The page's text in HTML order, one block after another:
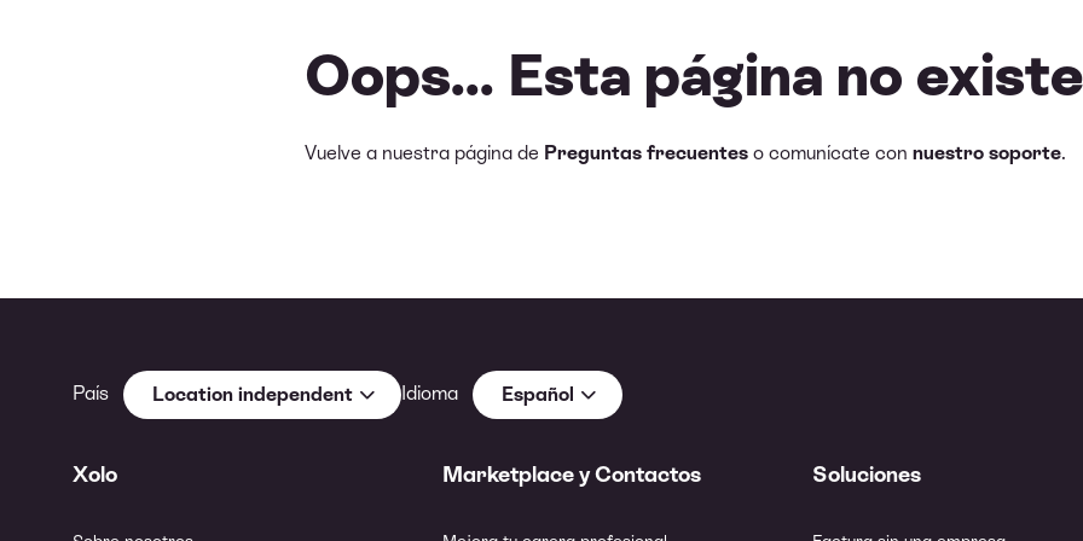
Oops... Esta página no
Vuelve a nuestra página de Preguntas frecuentes o comunícate con nuestro soporte.
País Location independent Idioma Español
Xolo Marketplace y Contactos Soluciones